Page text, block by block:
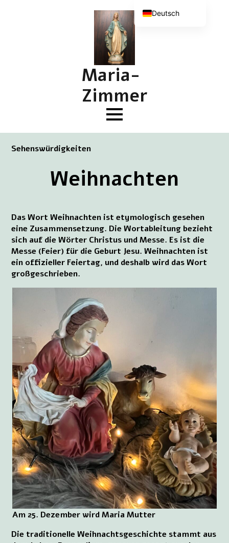
Maria-
Zimmer
Sehenswürdigkeiten
Weihnachten
Das Wort Weihnachten ist etymologisch gesehen
eine Zusammensetzung. Die Wortableitung bezieht
sich auf die Wörter Christus und Messe. Es ist die
Messe (Feier) für die Geburt Jesu. Weihnachten ist
ein offizieller Feiertag, und deshalb wird das Wort
großgeschrieben.
Am 25. Dezember wird Maria Mutter
Die traditionelle Weihnachtsgeschichte stammt aus
Deutsch